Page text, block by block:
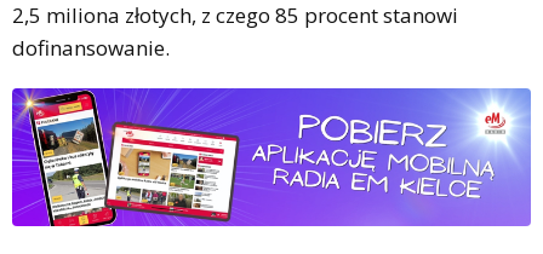
2,5 miliona złotych, z czego 85 procent stanowi
dofinansowanie.